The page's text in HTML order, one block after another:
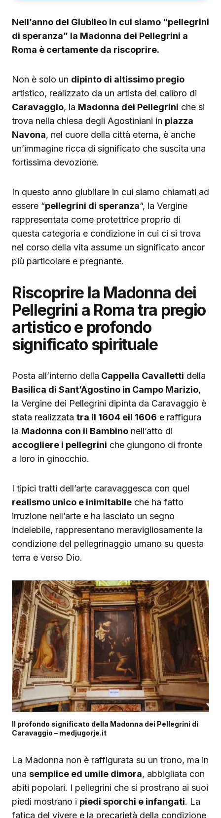
Nell’anno del Giubileo in cui siamo “pellegrini
di speranza” la Madonna dei Pellegrini a
Roma è certamente da riscoprire.
Non è solo un dipinto di altissimo pregio
artistico, realizzato da un artista del calibro di
Caravaggio, la Madonna dei Pellegrini che si
trova nella chiesa degli Agostiniani in piazza
Navona, nel cuore della città eterna, è anche
un’immagine ricca di significato che suscita una
fortissima devozione.
In questo anno giubilare in cui siamo chiamati ad
essere “pellegrini di speranza“, la Vergine
rappresentata come protettrice proprio di
questa categoria e condizione in cui ci si trova
nel corso della vita assume un significato ancor
più particolare e pregnante.
Riscoprire la Madonna dei
Pellegrini a Roma tra pregio
artistico e profondo
significato spirituale
Posta all’interno della Cappella Cavalletti della
Basilica di Sant’Agostino in Campo Marizio,
la Vergine dei Pellegrini dipinta da Caravaggio è
stata realizzata tra il 1604 eil 1606 e raffigura
la Madonna con il Bambino nell’atto di
accogliere i pellegrini che giungono di fronte
a loro in ginocchio.
I tipici tratti dell’arte caravaggesca con quel
realismo unico e inimitabile che ha fatto
irruzione nell’arte e ha lasciato un segno
indelebile, rappresentano meravigliosamente la
condizione del pellegrinaggio umano su questa
terra e verso Dio.
Il profondo significato della Madonna dei Pellegrini di
Caravaggio – medjugorje.it
La Madonna non è raffigurata su un trono, ma in
una semplice ed umile dimora, abbigliata con
abiti popolari. I pellegrini che si prostrano ai suoi
piedi mostrano i piedi sporchi e infangati. La
fatica del vivere e la precarietà della condizione